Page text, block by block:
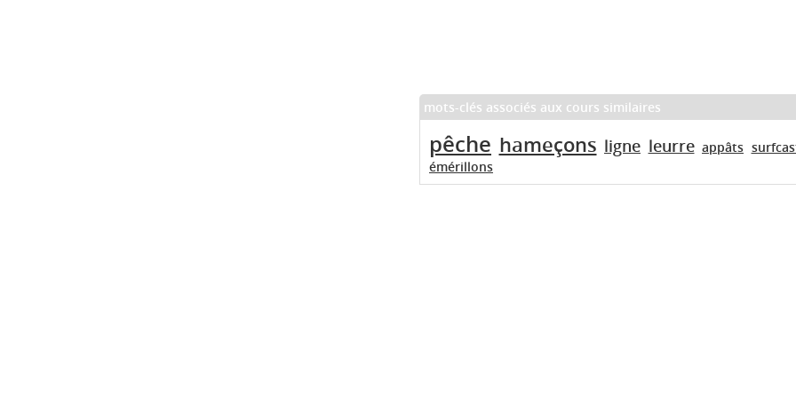
mots-clés associés aux cours similaires
pêche hameçons ligne leurre appâts
émérillons